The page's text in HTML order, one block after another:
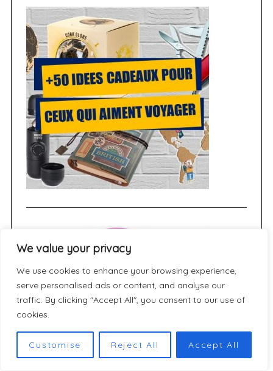
We value your privacy
We use cookies to enhance your browsing experience,
serve personalised ads or content, and analyse our
traffic. By clicking "Accept All", you consent to our use of
cookies.
Customise Reject All Accept All